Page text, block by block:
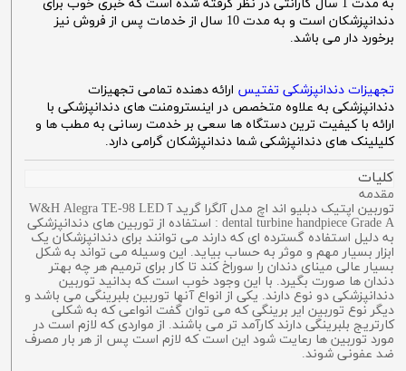
به مدت 1 سال گارانتی در نظر گرفته شده است که خبری خوب برای
دندانپزشکان است و به مدت 10 سال از خدمات پس از فروش نیز
برخورد دار می باشد.
تجهیزات دندانپزشکی تفتیس ارائه دهنده تمامی تجهیزات
دندانپزشکی به علاوه متخصص در اینسترومنت های دندانپزشکی با
ارائه با کیفیت ترین دستگاه ها سعی بر خدمت رسانی به مطب ها و
کلیلینک های دندانپزشکی شما دندانپزشکان گرامی دارد.
کلیات
مقدمه
توربین اپتیک دبلیو اند اچ مدل آلگرا گرید آ W&H Alegra TE-98 LED
dental turbine handpiece Grade A : استفاده از توربین های دندانپزشکی
به دلیل استفاده گسترده ای که دارند می توانند برای دندانپزشکان یک
ابزار بسیار مهم و موثر به حساب بیاید. این وسیله می تواند به شکل
بسیار عالی مینای دندان را سوراخ کند تا کار برای ترمیم هر چه بهتر
دندان ها صورت بگیرد. با این وجود خوب است که بدانید توربین
دندانپزشکی دو نوع دارند. یکی از انواع آنها توربین بلبرینگی می باشد و
دیگر نوع توربین ایر برینگی که می توان گفت انواعی که به شکلی
کارتریج بلبرینگی دارند کارآمد تر می باشند. از مواردی که لازم است در
مورد توربین ها رعایت شود این است که لازم است پس از هر بار مصرف
ضد عفونی شوند.